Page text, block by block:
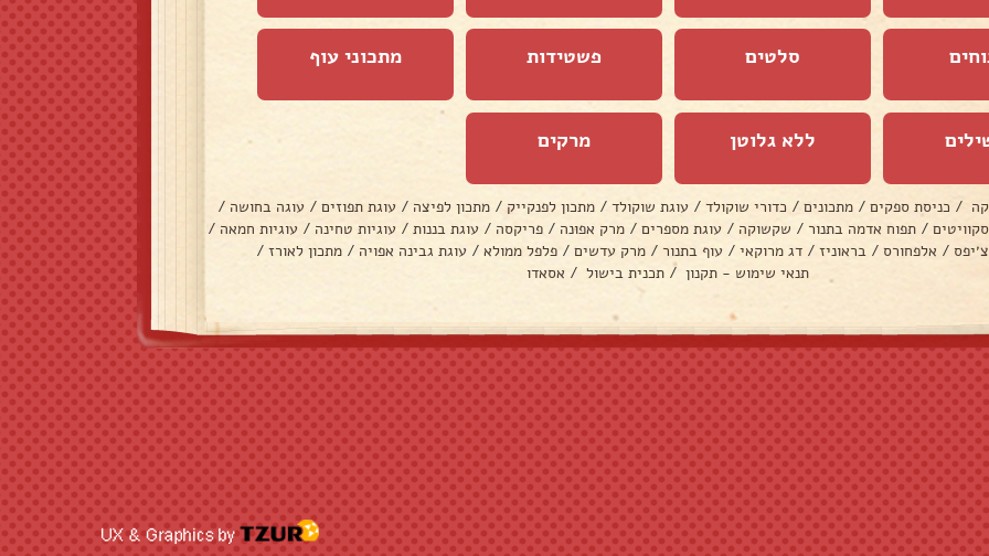
סלטים פשטידות מתכוני עוף
ללא גלוטן מרקים
/ כניסת ספקים / מתכונים / כדורי שוקולד / עוגת שוקולד / מתכון לפנקייק / מתכון לפיצה / עוגת תפוזים / עוגה בחושה /
/ תפוח אדמה בתנור / שקשוקה / עוגת מספרים / מרק אפונה / פריקסה / עוגת בננות / עוגיות טחינה / עוגיות חמאה /
/ אלפחורס / בראוניז / דג מרוקאי / עוף בתנור / מרק עדשים / פלפל ממולא / עוגת גבינה אפויה / מתכון לאורז /
תנאי שימוש - תקנון / תכנית בישול / אסאדו